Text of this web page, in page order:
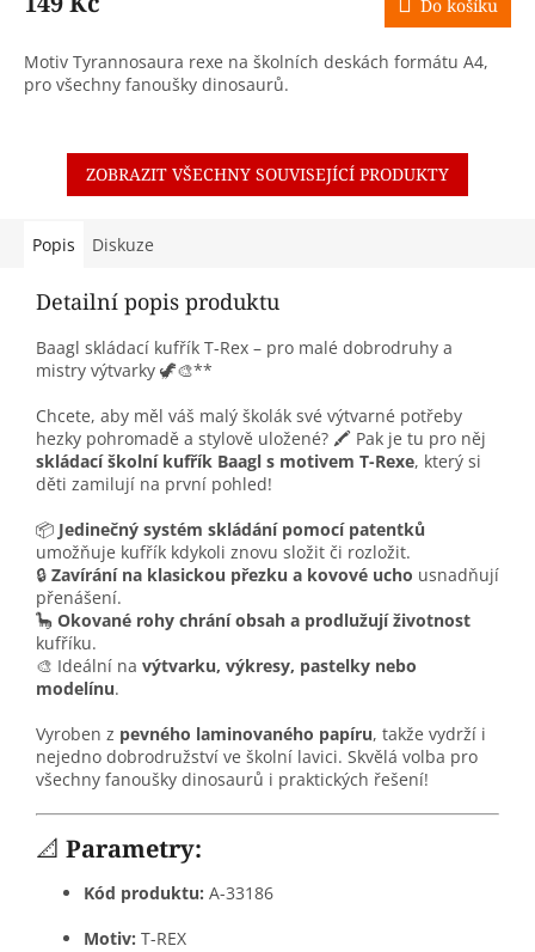
Do košíku
Motiv Tyrannosaura rexe na školních deskách formátu A4,
pro všechny fanoušky dinosaurů.
ZOBRAZIT VŠECHNY SOUVISEJÍCÍ PRODUKTY
Popis Diskuze
Detailní popis produktu
Baagl skládací kufřík T-Rex – pro malé dobrodruhy a
mistry výtvarky 🦖🎨**
Chcete, aby měl váš malý školák své výtvarné potřeby
hezky pohromadě a stylově uložené? 🖍️ Pak je tu pro něj
skládací školní kufřík Baagl s motivem T-Rexe, který si
děti zamilují na první pohled!
📦 Jedinečný systém skládání pomocí patentků
umožňuje kufřík kdykoli znovu složit či rozložit.
🔒 Zavírání na klasickou přezku a kovové ucho usnadňují
přenášení.
🦕 Okované rohy chrání obsah a prodlužují životnost
kufříku.
🎨 Ideální na výtvarku, výkresy, pastelky nebo
modelínu.
Vyroben z pevného laminovaného papíru, takže vydrží i
nejedno dobrodružství ve školní lavici. Skvělá volba pro
všechny fanoušky dinosaurů i praktických řešení!
📐 Parametry:
Kód produktu: A-33186
Motiv: T-REX